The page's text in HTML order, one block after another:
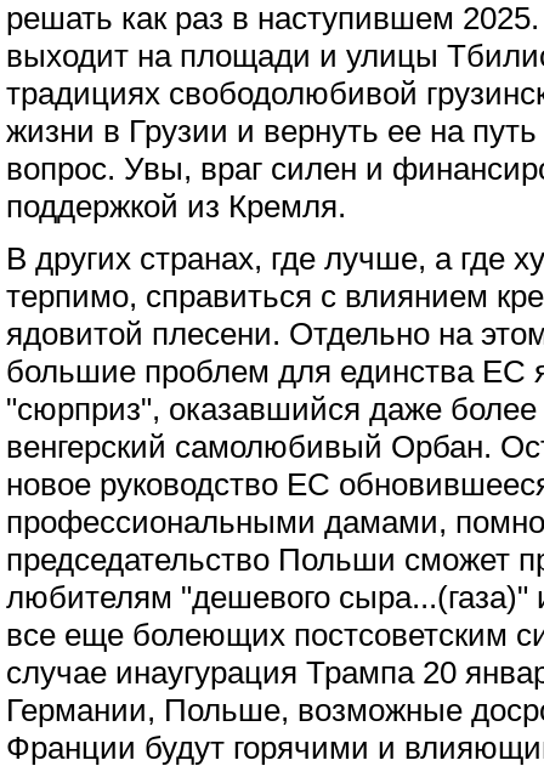
решать как раз в наступившем
выходит на площади и улицы
традициях свободолюбивой
жизни в Грузии и вернуть ее на путь
вопрос. Увы, враг силен и
поддержкой из Кремля.
В других странах, где лучше, а где
терпимо, справиться с влиянием
ядовитой плесени. Отдельно на
большие проблем для единства ЕС
"сюрприз", оказавшийся даже
венгерский самолюбивый Орбан.
новое руководство ЕС
профессиональными дамами,
председательство Польши сможет
любителям "дешевого сыра...(газа)"
все еще болеющих постсоветским
случае инаугурация Трампа 20
Германии, Польше, возможные
Франции будут горячими и